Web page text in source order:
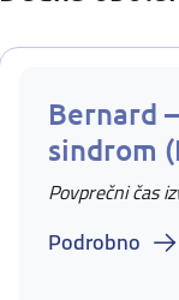
Bernard
sindrom
Povprečni čas
Podrobno